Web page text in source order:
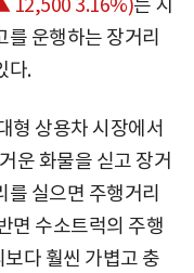
12,500 3.16%)는 지
운행하는 장거리
다.
형 상용차 시장에서
운 화물을 싣고 장거
실으면 주행거리
면 수소트럭의 주행
다 훨씬 가볍고 충